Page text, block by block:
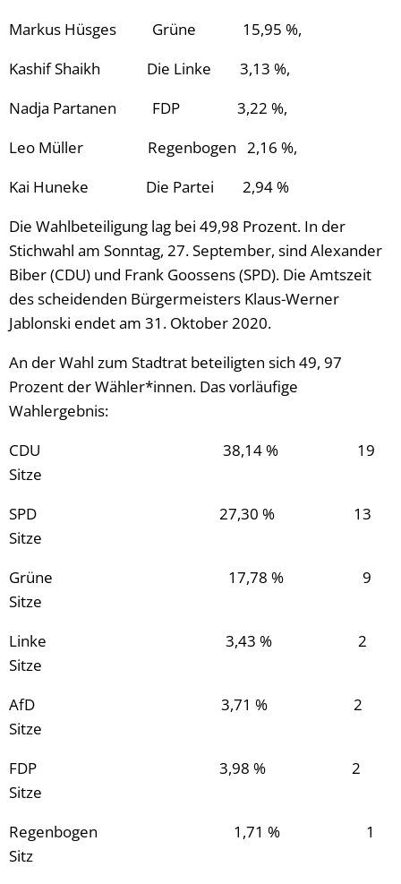
Markus Hüsges Grüne 15,95 %,
Kashif Shaikh Die Linke 3,13 %,
Nadja Partanen FDP 3,22 %,
Leo Müller Regenbogen 2,16 %,
Kai Huneke Die Partei 2,94 %
Die Wahlbeteiligung lag bei 49,98 Prozent. In der
Stichwahl am Sonntag, 27. September, sind Alexander
Biber (CDU) und Frank Goossens (SPD). Die Amtszeit
des scheidenden Bürgermeisters Klaus-Werner
Jablonski endet am 31. Oktober 2020.
An der Wahl zum Stadtrat beteiligten sich 49, 97
Prozent der Wähler*innen. Das vorläufige
Wahlergebnis:
CDU 38,14 % 19
Sitze
SPD 27,30 % 13
Sitze
Grüne 17,78 % 9
Sitze
Linke 3,43 % 2
Sitze
AfD 3,71 % 2
Sitze
FDP 3,98 % 2
Sitze
Regenbogen 1,71 % 1
Sitz